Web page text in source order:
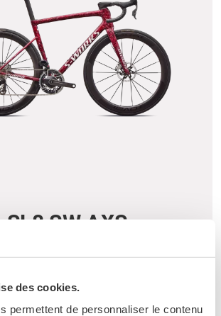
des cookies.
permettent de personnaliser le contenu
SW AXS